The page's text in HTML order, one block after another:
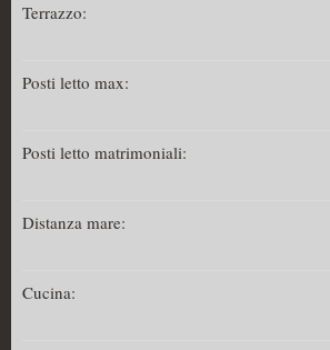
Terrazzo:
Posti letto max:
Posti letto matrimoniali:
Distanza mare:
Cucina: